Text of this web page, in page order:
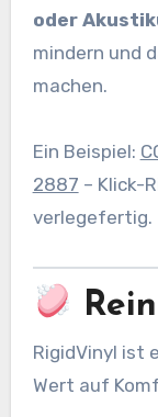
oder
mindern und
machen.
Ein Beispiel:
2887 – Klick-
verlegefertig.
RigidVinyl ist
Wert auf